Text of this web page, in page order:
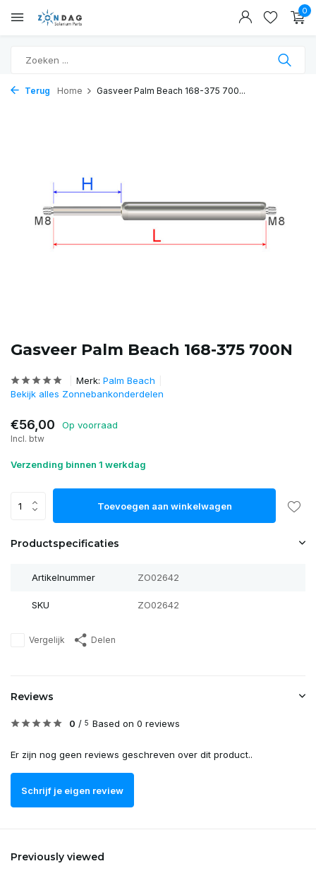
0
Terug Home Gasveer Palm Beach 168-375 700...
Gasveer Palm Beach 168-375 700N
Merk: Palm Beach
Bekijk alles Zonnebankonderdelen
€56,00 Op voorraad
Incl. btw
Verzending binnen 1 werkdag
Toevoegen aan winkelwagen
Productspecificaties
Artikelnummer ZO02642
SKU ZO02642
Vergelijk Delen
Reviews
0 / 5 Based on 0 reviews
Er zijn nog geen reviews geschreven over dit product..
Schrijf je eigen review
Previously viewed